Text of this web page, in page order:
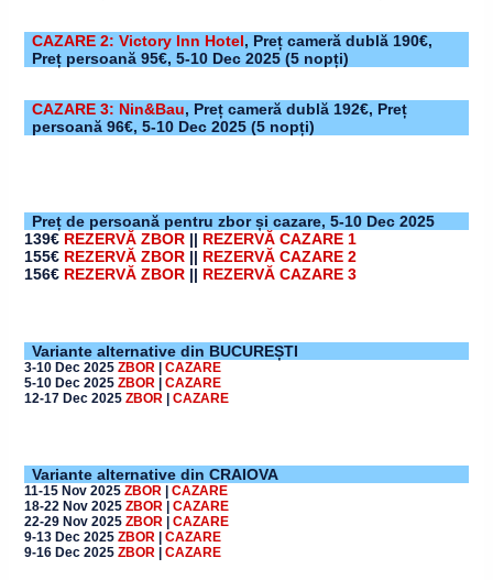
CAZARE 2: Victory Inn Hotel, Preț cameră dublă 190€,
Preț persoană 95€, 5-10 Dec 2025(5 nopți)
CAZARE 3: Nin&Bau, Preț cameră dublă 192€, Preț
persoană 96€, 5-10 Dec 2025(5 nopți)
Preț de persoană pentru zbor și cazare, 5-10 Dec 2025
139€ REZERVĂ ZBOR|| REZERVĂ CAZARE 1
155€ REZERVĂ ZBOR|| REZERVĂ CAZARE 2
156€ REZERVĂ ZBOR|| REZERVĂ CAZARE 3
Variante alternative din BUCUREȘTI
3-10 Dec 2025 ZBOR | CAZARE
5-10 Dec 2025 ZBOR | CAZARE
12-17 Dec 2025 ZBOR | CAZARE
Variante alternative din CRAIOVA
11-15 Nov 2025 ZBOR | CAZARE
18-22 Nov 2025 ZBOR | CAZARE
22-29 Nov 2025 ZBOR | CAZARE
9-13 Dec 2025 ZBOR | CAZARE
9-16 Dec 2025 ZBOR | CAZARE